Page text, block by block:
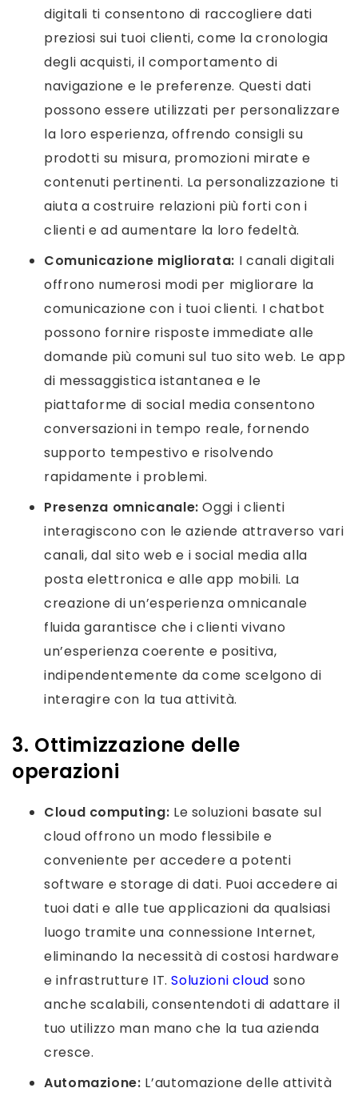
digitali ti consentono di raccogliere dati
preziosi sui tuoi clienti, come la cronologia
degli acquisti, il comportamento di
navigazione e le preferenze. Questi dati
possono essere utilizzati per personalizzare
la loro esperienza, offrendo consigli su
prodotti su misura, promozioni mirate e
contenuti pertinenti. La personalizzazione ti
aiuta a costruire relazioni più forti con i
clienti e ad aumentare la loro fedeltà.
Comunicazione migliorata: I canali digitali
offrono numerosi modi per migliorare la
comunicazione con i tuoi clienti. I chatbot
possono fornire risposte immediate alle
domande più comuni sul tuo sito web. Le app
di messaggistica istantanea e le
piattaforme di social media consentono
conversazioni in tempo reale, fornendo
supporto tempestivo e risolvendo
rapidamente i problemi.
Presenza omnicanale:Oggi i clienti
interagiscono con le aziende attraverso vari
canali, dal sito web e i social media alla
posta elettronica e alle app mobili. La
creazione di un’esperienza omnicanale
fluida garantisce che i clienti vivano
un’esperienza coerente e positiva,
indipendentemente da come scelgono di
interagire con la tua attività.
3. Ottimizzazione delle
operazioni
Cloud computing: Le soluzioni basate sul
cloud offrono un modo flessibile e
conveniente per accedere a potenti
software e storage di dati. Puoi accedere ai
tuoi dati e alle tue applicazioni da qualsiasi
luogo tramite una connessione Internet,
eliminando la necessità di costosi hardware
e infrastrutture IT.Soluzioni cloud sono
anche scalabili, consentendoti di adattare il
tuo utilizzo man mano che la tua azienda
cresce.
Automazione: L’automazione delle attività